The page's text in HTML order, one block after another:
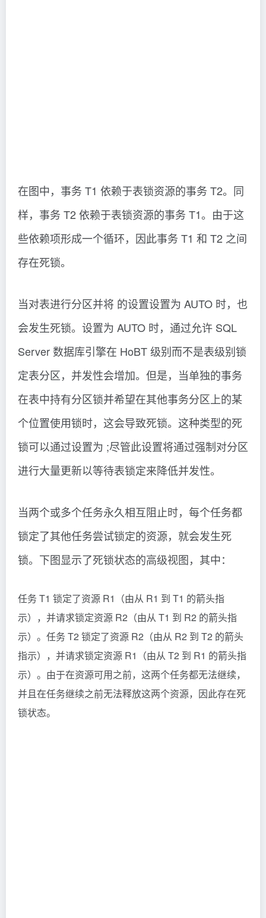
在图中，事务 T1 依赖于表锁资源的事务 T2。同
样，事务 T2 依赖于表锁资源的事务 T1。由于这
些依赖项形成一个循环，因此事务 T1 和 T2 之间
存在死锁。
当对表进行分区并将 的设置设置为 AUTO 时，也
会发生死锁。设置为 AUTO 时，通过允许 SQL
Server 数据库引擎在 HoBT 级别而不是表级别锁
定表分区，并发性会增加。但是，当单独的事务
在表中持有分区锁并希望在其他事务分区上的某
个位置使用锁时，这会导致死锁。这种类型的死
锁可以通过设置为 ;尽管此设置将通过强制对分区
进行大量更新以等待表锁定来降低并发性。
当两个或多个任务永久相互阻止时，每个任务都
锁定了其他任务尝试锁定的资源，就会发生死
锁。下图显示了死锁状态的高级视图，其中：
任务 T1 锁定了资源 R1（由从 R1 到 T1 的箭头指
示），并请求锁定资源 R2（由从 T1 到 R2 的箭头指
示）。任务 T2 锁定了资源 R2（由从 R2 到 T2 的箭头
指示），并请求锁定资源 R1（由从 T2 到 R1 的箭头指
示）。由于在资源可用之前，这两个任务都无法继续，
并且在任务继续之前无法释放这两个资源，因此存在死
锁状态。